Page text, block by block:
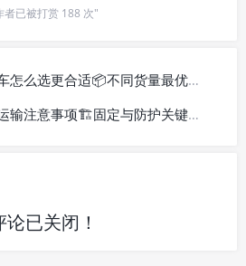
者已被打赏 188 次"
么选更合适📦不同货量最优方案
输注意事项🏗️固定与防护关键要点
论已关闭！